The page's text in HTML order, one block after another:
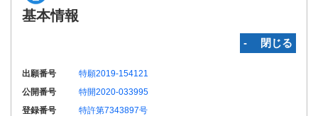
基本情報
‐ 閉じる
出願番号
特願2019-154121
公開番号
特開2020-033995
登録番号
特許第7343897号